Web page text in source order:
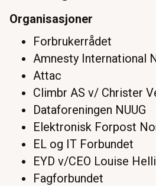
Organisasjoner
Forbrukerrådet
Amnesty International
Attac
Climbr AS v/ Christer
Dataforeningen NUUG
Elektronisk Forpost
EL og IT Forbundet
EYD v/CEO Louise
Fagforbundet